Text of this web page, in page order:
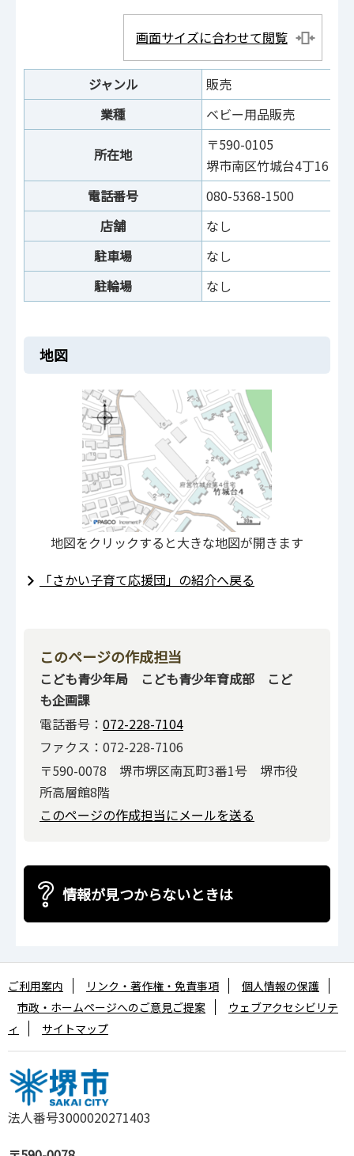
画面サイズに合わせて閲覧
ジャンル
販売
業種
ベビー用品販売
所在地
〒590-0105
堺市南区竹城台4丁16－1
電話番号
080-5368-1500
店舗
なし
駐車場
なし
駐輪場
なし
地図
地図をクリックすると大きな地図が開きます
「さかい子育て応援団」の紹介へ戻る
このページの作成担当
こども青少年局 こども青少年育成部 こど
も企画課
電話番号： 072-228-7104
ファクス：072-228-7106
〒590-0078 堺市堺区南瓦町3番1号 堺市役
所高層館8階
このページの作成担当にメールを送る
情報が見つからないときは
法人番号3000020271403
ご利用案内 リンク・著作権・免責事項
個人情報の保護
市政・ホームページへのご意見ご提案
ウェブアクセシビリテ
ィ
サイトマップ